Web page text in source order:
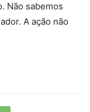
Não sabemos
A ação não